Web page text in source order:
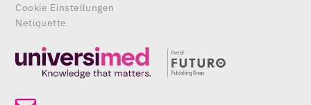
Cookie Einstellungen
Netiquette